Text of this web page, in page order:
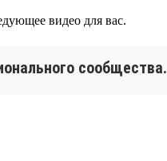
видео для вас.
сообщества.